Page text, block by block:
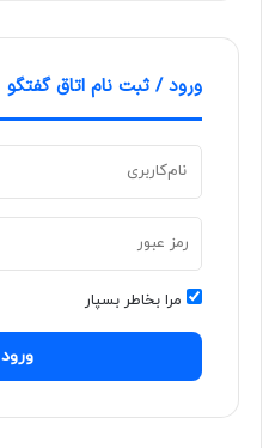
ورود / ثبت نام اتاق گفتگو
مرا بخاطر بسپار
ورود